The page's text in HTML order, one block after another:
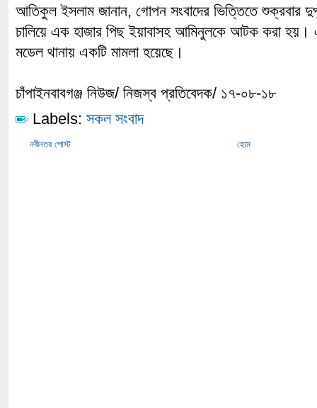
আতিকুল ইসলাম জানান, গোপন সংবাদের ভিত্তিতে শুক্রবার
চালিয়ে এক হাজার পিছ ইয়াবাসহ আমিনুলকে আটক করা হয়।
মডেল থানায় একটি মামলা হয়েছে।
চাঁপাইনবাবগঞ্জ নিউজ/ নিজস্ব প্রতিবেদক/ ১৭-০৮-১৮
Labels: সকল সংবাদ
নবীনতর পোস্ট হোম